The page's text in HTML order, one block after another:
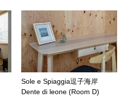
Sole e Spiaggia逗子海岸
Dente di leone (Room D)